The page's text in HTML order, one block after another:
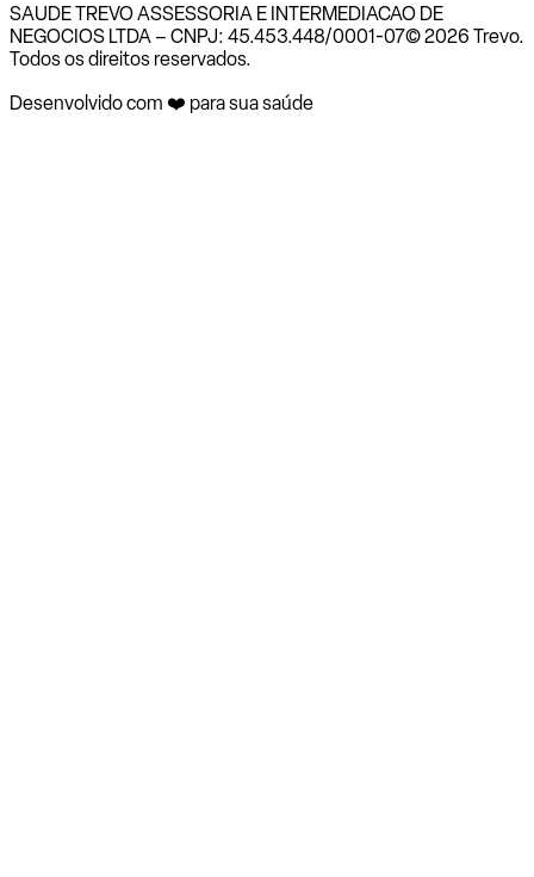
SAUDE TREVO ASSESSORIA E INTERMEDIACAO DE
NEGOCIOS LTDA – CNPJ: 45.453.448/0001-07© 2026 Trevo.
Todos os direitos reservados.
Desenvolvido com ❤️ para sua saúde